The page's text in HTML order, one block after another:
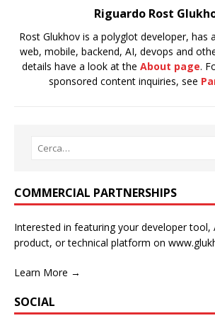
Riguardo Rost
Rost Glukhov is a polyglot developer, has
web, mobile, backend, AI, devops and
details have a look at the About page.
sponsored content inquiries, see
COMMERCIAL PARTNERSHIPS
Interested in featuring your developer tool,
product, or technical platform on
Learn More →
SOCIAL